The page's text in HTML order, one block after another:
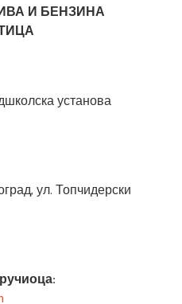
И БЕНЗИНА
установа
ул. Топчидерски